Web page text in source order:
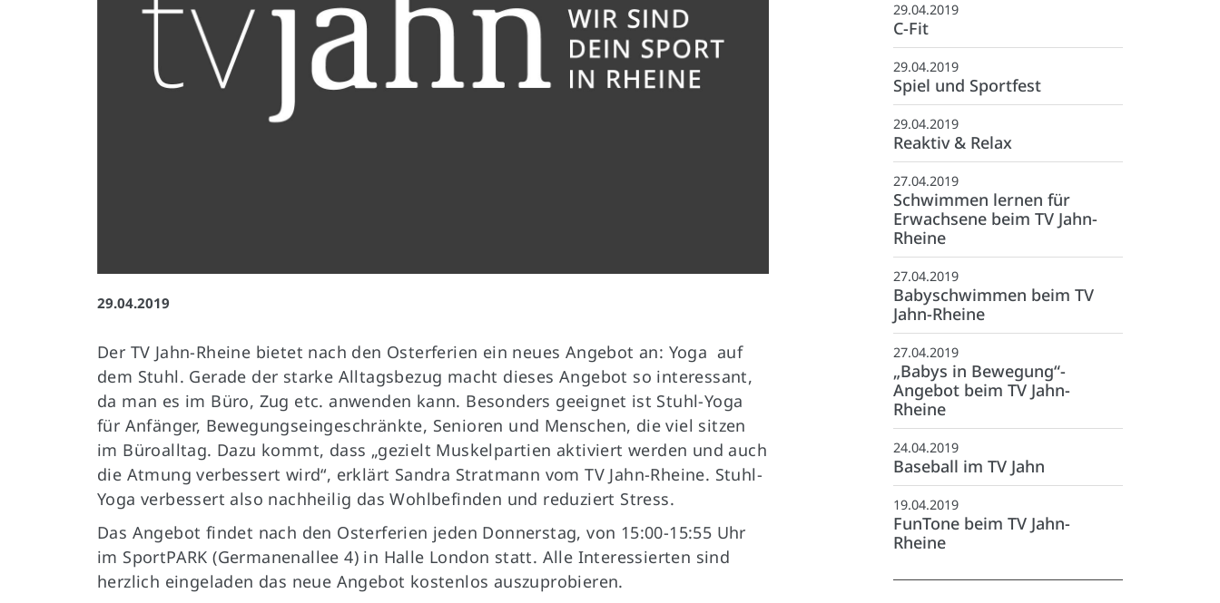
29.04.2019
Der TV Jahn-Rheine bietet nach den Osterferien ein neues Angebot an: Yoga auf
dem Stuhl. Gerade der starke Alltagsbezug macht dieses Angebot so interessant,
da man es im Büro, Zug etc. anwenden kann. Besonders geeignet ist Stuhl-Yoga
für Anfänger, Bewegungseingeschränkte, Senioren und Menschen, die viel sitzen
im Büroalltag. Dazu kommt, dass „gezielt Muskelpartien aktiviert werden und auch
die Atmung verbessert wird“, erklärt Sandra Stratmann vom TV Jahn-Rheine. Stuhl-
Yoga verbessert also nachheilig das Wohlbefinden und reduziert Stress.
Das Angebot findet nach den Osterferien jeden Donnerstag, von 15:00-15:55 Uhr
im SportPARK (Germanenallee 4) in Halle London statt. Alle Interessierten sind
herzlich eingeladen das neue Angebot kostenlos auszuprobieren.
29.04.2019
C-Fit
29.04.2019
Spiel und Sportfest
29.04.2019
Reaktiv & Relax
27.04.2019
Schwimmen lernen für
Erwachsene beim TV Jahn-
Rheine
27.04.2019
Babyschwimmen beim TV
Jahn-Rheine
27.04.2019
„Babys in Bewegung“-
Angebot beim TV Jahn-
Rheine
24.04.2019
Baseball im TV Jahn
19.04.2019
FunTone beim TV Jahn-
Rheine
Anschrift Kontakt
05971-97490
info@tvjahnrheine.de
facebook
instagram